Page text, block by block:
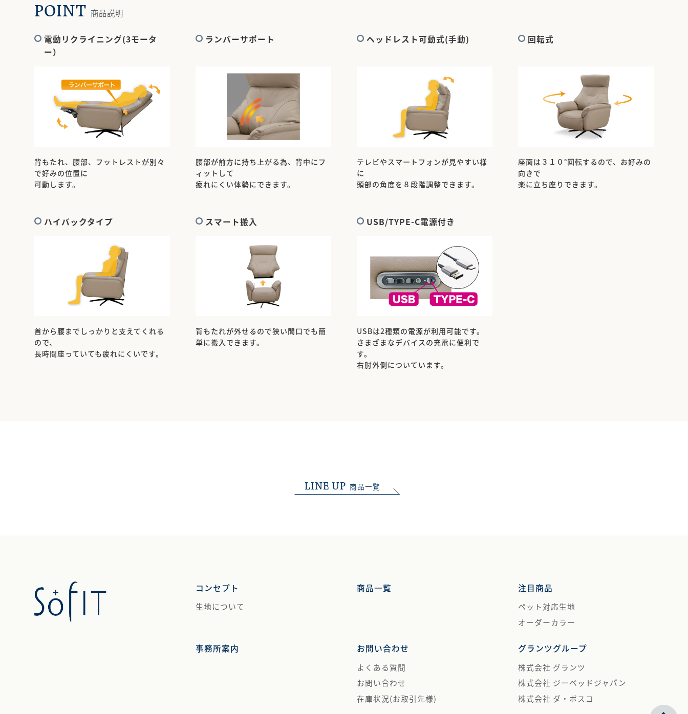
POINT 商品説明
電動リクライニング(3モータ
ー）
背もたれ、腰部、フットレストが別々
で好みの位置に
可動します。
ランバーサポート
腰部が前方に持ち上がる為、背中にフ
ィットして
疲れにくい体勢にできます。
ヘッドレスト可動式(手動)
テレビやスマートフォンが見やすい様
に
頭部の角度を８段階調整できます。
回転式
座面は３１０°回転するので、お好みの
向きで
楽に立ち座りできます。
ハイバックタイプ
首から腰までしっかりと支えてくれる
ので、
長時間座っていても疲れにくいです。
スマート搬入
背もたれが外せるので狭い間口でも簡
単に搬入できます。
USB/TYPE-C電源付き
USBは2種類の電源が利用可能です。
さまざまなデバイスの充電に便利で
す。
右肘外側についています。
LINE UP 商品一覧
コンセプト
生地について
商品一覧 注目商品
ペット対応生地
オーダーカラー
事務所案内 お問い合わせ
よくある質問
お問い合わせ
在庫状況(お取引先様)
グランツグループ
株式会社 グランツ
株式会社 ジーベッドジャパン
株式会社 ダ・ボスコ